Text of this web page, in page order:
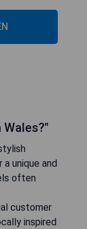
unique and
often
customer
inspired